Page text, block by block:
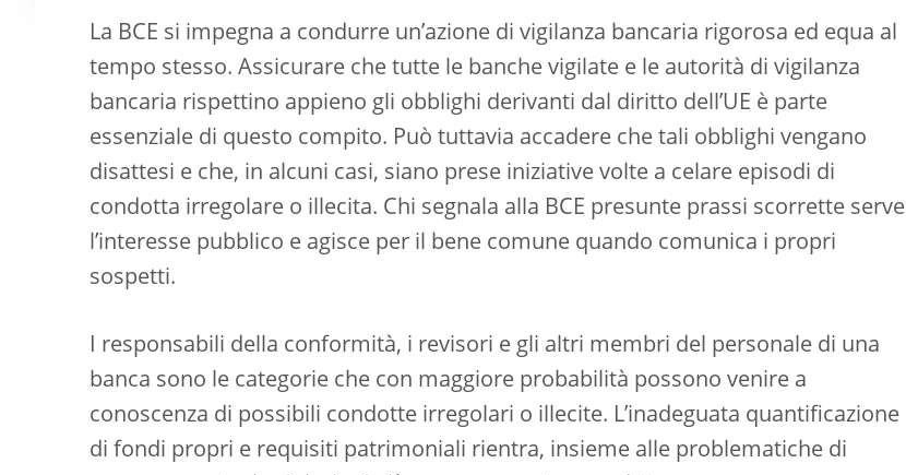
La BCE si impegna a condurre un’azione di vigilanza bancaria rigorosa ed equa al
tempo stesso. Assicurare che tutte le banche vigilate e le autorità di vigilanza
bancaria rispettino appieno gli obblighi derivanti dal diritto dell’UE è parte
essenziale di questo compito. Può tuttavia accadere che tali obblighi vengano
disattesi e che, in alcuni casi, siano prese iniziative volte a celare episodi di
condotta irregolare o illecita. Chi segnala alla BCE presunte prassi scorrette serve
l’interesse pubblico e agisce per il bene comune quando comunica i propri
sospetti.
I responsabili della conformità, i revisori e gli altri membri del personale di una
banca sono le categorie che con maggiore probabilità possono venire a
conoscenza di possibili condotte irregolari o illecite. L’inadeguata quantificazione
di fondi propri e requisiti patrimoniali rientra, insieme alle problematiche di